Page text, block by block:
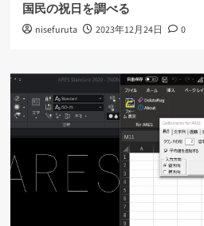
国民の祝日を調べる
nisefuruta 2023年12月24日 0